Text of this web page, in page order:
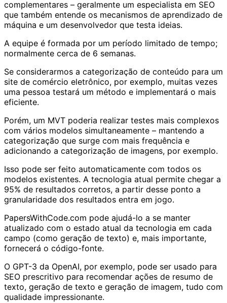
complementares – geralmente um especialista em SEO
que também entende os mecanismos de aprendizado de
máquina e um desenvolvedor que testa ideias.
A equipe é formada por um período limitado de tempo;
normalmente cerca de 6 semanas.
Se considerarmos a categorização de conteúdo para um
site de comércio eletrônico, por exemplo, muitas vezes
uma pessoa testará um método e implementará o mais
eficiente.
Porém, um MVT poderia realizar testes mais complexos
com vários modelos simultaneamente – mantendo a
categorização que surge com mais frequência e
adicionando a categorização de imagens, por exemplo.
Isso pode ser feito automaticamente com todos os
modelos existentes. A tecnologia atual permite chegar a
95% de resultados corretos, a partir desse ponto a
granularidade dos resultados entra em jogo.
PapersWithCode.com pode ajudá-lo a se manter
atualizado com o estado atual da tecnologia em cada
campo (como geração de texto) e, mais importante,
fornecerá o código-fonte.
O GPT-3 da OpenAI, por exemplo, pode ser usado para
SEO prescritivo para recomendar ações de resumo de
texto, geração de texto e geração de imagem, tudo com
qualidade impressionante.